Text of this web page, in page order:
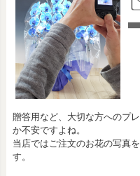
贈答用など、大切な方へのプ
か不安ですよね。
当店ではご注文のお花の写真
す。